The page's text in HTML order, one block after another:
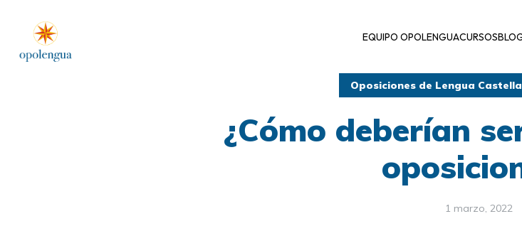
EQUIPO OPOLENGUACURSOS
Oposiciones de Lengua
¿Cómo deberían
1 marzo, 2022